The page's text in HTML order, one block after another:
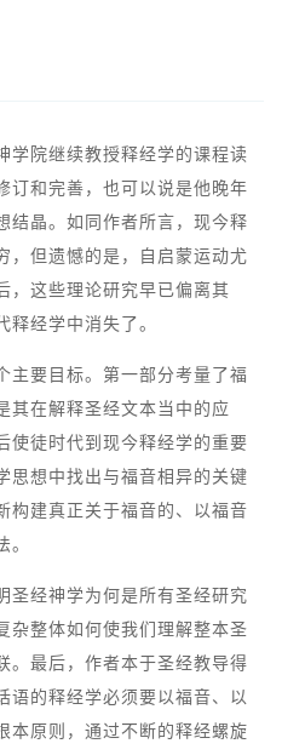
学院继续教授释经学的课程读
订和完善，也可以说是他晚年
结晶。如同作者所言，现今释
，但遗憾的是，自启蒙运动尤
，这些理论研究早已偏离其
释经学中消失了。
主要目标。第一部分考量了福
其在解释圣经文本当中的应
使徒时代到现今释经学的重要
思想中找出与福音相异的关键
构建真正关于福音的、以福音
。
圣经神学为何是所有圣经研究
杂整体如何使我们理解整本圣
。最后，作者本于圣经教导得
语的释经学必须要以福音、以
本原则，通过不断的释经螺旋